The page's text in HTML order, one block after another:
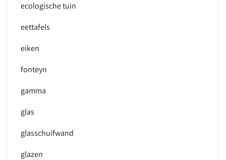
ecologische tuin
eettafels
eiken
fonteyn
gamma
glas
glasschuifwand
glazen